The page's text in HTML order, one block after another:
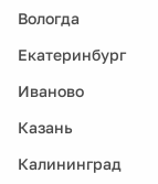
Вологда
Екатеринбург
Иваново
Казань
Калининград